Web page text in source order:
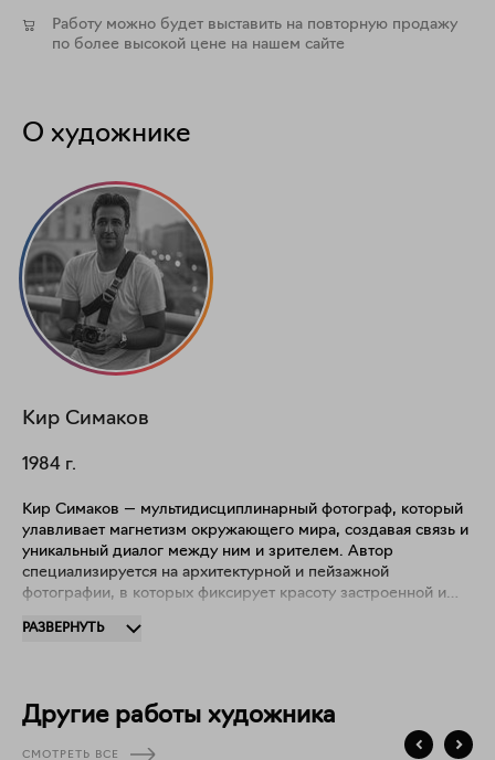
Работу можно будет выставить на повторную продажу
по более высокой цене на нашем сайте
О художнике
Кир Симаков
1984 г.
Кир Симаков — мультидисциплинарный фотограф, который
улавливает магнетизм окружающего мира, создавая связь и
уникальный диалог между ним и зрителем. Автор
специализируется на архитектурной и пейзажной
фотографии, в которых фиксирует красоту застроенной и
Йоркском институте фотографии, сейчас работает в России
Член Ассоциации национальных профессиональных
фотографов Италии "TAU visual" и член-корреспондент
РАЗВЕРНУТЬ
Другие работы художника
СМОТРЕТЬ ВСЕ